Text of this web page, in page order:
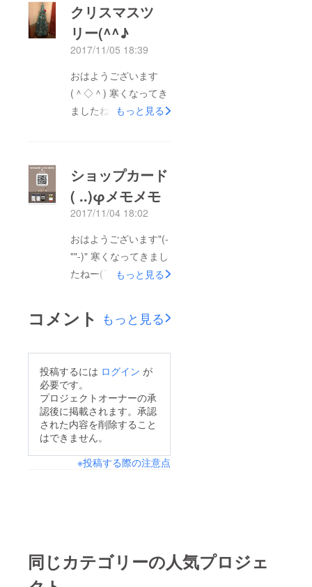
クリスマスツ
リー(^^♪
2017/11/05 18:39
おはようございます
(＾◇＾) 寒くなってき
ましたね。。。 イル
では、クリスマスツ
リーを購入しました
(^_-)-☆ このprojectに
あたり、お店でもたく
さんの夢を与えていき
たいので皆様よろしく
お願いします(＾◇＾)
もっと見る
ショップカード
( ..)φメモメモ
2017/11/04 18:02
おはようございます"(-
""-)" 寒くなってきまし
たねー(´・ω・`) 各店
意しております！！
貯めると素敵な特典が
ね！！
もっと見る
コメント もっと見る
投稿するには ログイン が
必要です。
プロジェクトオーナーの承
認後に掲載されます。承認
された内容を削除すること
はできません。
※投稿する際の注意点
同じカテゴリーの人気プロジェ